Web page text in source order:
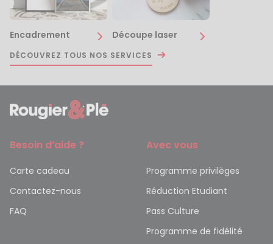
Encadrement Découpe laser
DÉCOUVREZ TOUS NOS SERVICES
Besoin d’aide ?
Carte cadeau
Contactez-nous
FAQ
Avec vous
Programme privilèges
Réduction Etudiant
Pass Culture
Programme de fidélité